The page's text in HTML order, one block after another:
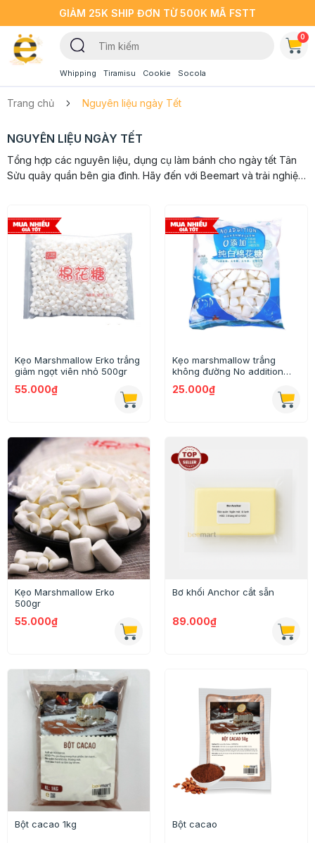
GIẢM 25K SHIP ĐƠN TỪ 500K MÃ FSTT
Whipping Tiramisu Cookie Socola
0
Trang chủ Nguyên liệu ngày Tết
NGUYÊN LIỆU NGÀY TẾT
Tổng hợp các nguyên liệu, dụng cụ làm bánh cho ngày tết Tân
Sửu quây quần bên gia đình. Hãy đến với Beemart và trải nghiệm
Kẹo Marshmallow Erko trắng
giảm ngọt viên nhỏ 500gr
55.000₫
Kẹo marshmallow trắng
không đường No addition
25.000₫
Kẹo Marshmallow Erko
500gr
55.000₫
Bơ khối Anchor cắt sẵn
89.000₫
Bột cacao 1kg Bột cacao